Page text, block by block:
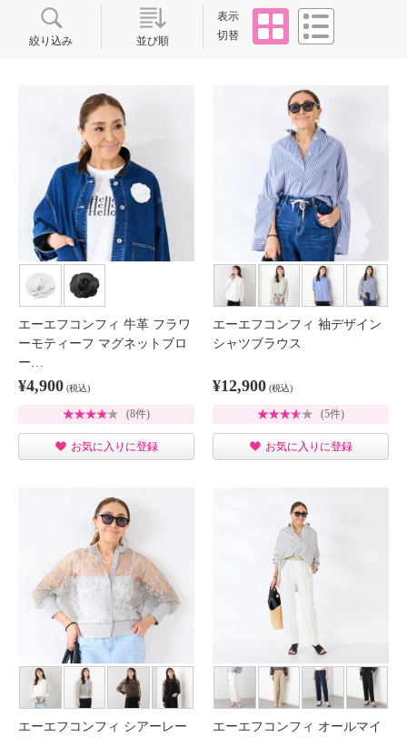
絞り込み 並び順
表示
切替
タイル
エーエフコンフィ 牛革 フラワ
ーモティーフ マグネットブロ
ー…
¥4,900 (税込)
(8件)
お気に入りに登録
エーエフコンフィ 袖デザイン
シャツブラウス
¥12,900 (税込)
(5件)
お気に入りに登録
エーエフコンフィ シアーレー
エーエフコンフィ オールマイ